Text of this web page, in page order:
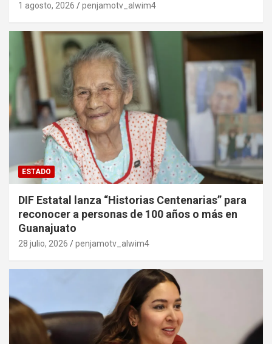
1 agosto, 2026 penjamotv_alwim4
ESTADO
DIF Estatal lanza “Historias Centenarias” para
reconocer a personas de 100 años o más en
Guanajuato
28 julio, 2026 penjamotv_alwim4